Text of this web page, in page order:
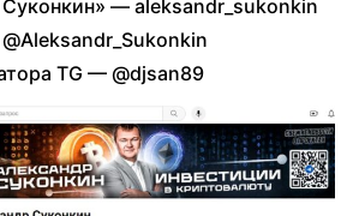
— aleksandr_sukonkin
TG — @djsan89